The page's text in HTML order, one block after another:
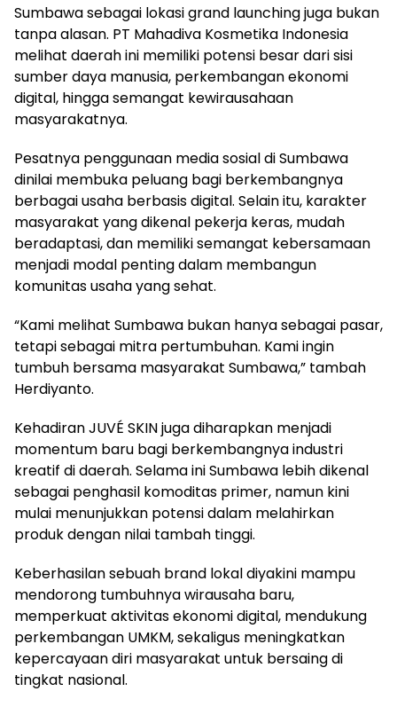
Sumbawa sebagai lokasi grand launching juga bukan
tanpa alasan. PT Mahadiva Kosmetika Indonesia
melihat daerah ini memiliki potensi besar dari sisi
sumber daya manusia, perkembangan ekonomi
digital, hingga semangat kewirausahaan
masyarakatnya.
Pesatnya penggunaan media sosial di Sumbawa
dinilai membuka peluang bagi berkembangnya
berbagai usaha berbasis digital. Selain itu, karakter
masyarakat yang dikenal pekerja keras, mudah
beradaptasi, dan memiliki semangat kebersamaan
menjadi modal penting dalam membangun
komunitas usaha yang sehat.
“Kami melihat Sumbawa bukan hanya sebagai pasar,
tetapi sebagai mitra pertumbuhan. Kami ingin
tumbuh bersama masyarakat Sumbawa,” tambah
Herdiyanto.
Kehadiran JUVÉ SKIN juga diharapkan menjadi
momentum baru bagi berkembangnya industri
kreatif di daerah. Selama ini Sumbawa lebih dikenal
sebagai penghasil komoditas primer, namun kini
mulai menunjukkan potensi dalam melahirkan
produk dengan nilai tambah tinggi.
Keberhasilan sebuah brand lokal diyakini mampu
mendorong tumbuhnya wirausaha baru,
memperkuat aktivitas ekonomi digital, mendukung
perkembangan UMKM, sekaligus meningkatkan
kepercayaan diri masyarakat untuk bersaing di
tingkat nasional.